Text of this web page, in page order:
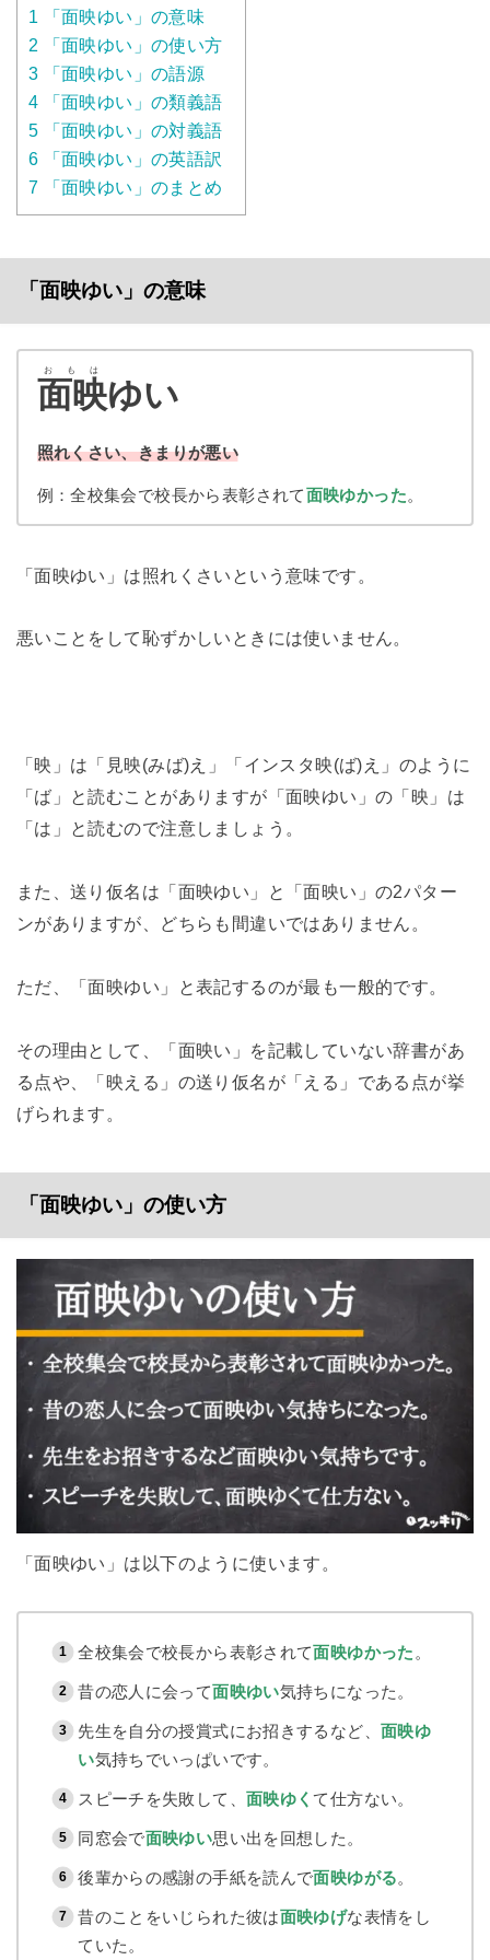
1 「面映ゆい」の意味
2 「面映ゆい」の使い方
3 「面映ゆい」の語源
4 「面映ゆい」の類義語
5 「面映ゆい」の対義語
6 「面映ゆい」の英語訳
7 「面映ゆい」のまとめ
「面映ゆい」の意味
面映
おもは
ゆい
照れくさい、きまりが悪い
例：全校集会で校長から表彰されて面映ゆかった。
「面映ゆい」は照れくさいという意味です。
悪いことをして恥ずかしいときには使いません。
「映」は「見映(みば)え」「インスタ映(ば)え」のように
「ば」と読むことがありますが「面映ゆい」の「映」は
「は」と読むので注意しましょう。
また、送り仮名は「面映ゆい」と「面映い」の2パター
ンがありますが、どちらも間違いではありません。
ただ、「面映ゆい」と表記するのが最も一般的です。
その理由として、「面映い」を記載していない辞書があ
る点や、「映える」の送り仮名が「える」である点が挙
げられます。
「面映ゆい」の使い方
「面映ゆい」は以下のように使います。
全校集会で校長から表彰されて面映ゆかった 。
昔の恋人に会って面映ゆい気持ちになった。
先生を自分の授賞式にお招きするなど、面映ゆ
い気持ちでいっぱいです。
スピーチを失敗して、 面映ゆくて仕方ない。
同窓会で面映ゆい思い出を回想した。
後輩からの感謝の手紙を読んで面映ゆがる。
昔のことをいじられた彼は面映ゆげな表情をし
ていた。